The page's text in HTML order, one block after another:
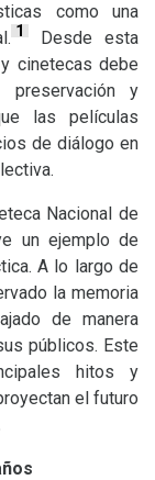
como una
1
Desde esta
cinetecas debe
preservación y
las películas
de diálogo en
Nacional de
un ejemplo de
A lo largo de
la memoria
de manera
públicos. Este
hitos y
el futuro